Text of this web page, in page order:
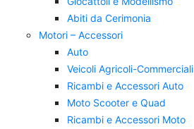
Abiti da Cerimonia
Motori – Accessori
Auto
Veicoli Agricoli-Commerciali
Ricambi e Accessori Auto
Moto Scooter e Quad
Ricambi e Accessori Moto